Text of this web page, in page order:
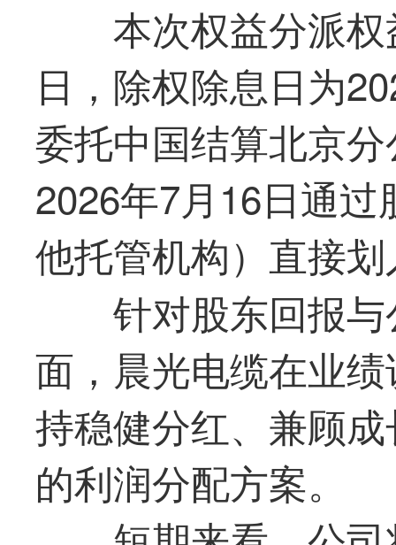
本次权益分派
日，除权除息日为
委托中国结算北京
2026年7月16日通
他托管机构）直接
针对股东回报
面， 晨光电缆在业
持稳健分红、兼顾
的利润分配方案。